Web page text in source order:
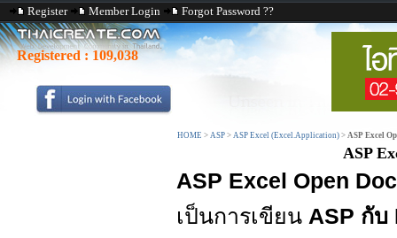
Register Member Login Forgot Password ??
Registered : 109,038
HOME > ASP > ASP Excel (Excel.Application) > ASP Excel
ASP
ASP Excel Open
เป็นการเขียน ASP กับ